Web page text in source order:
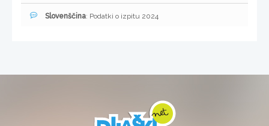
Slovenščina: Podatki o izpitu 2024